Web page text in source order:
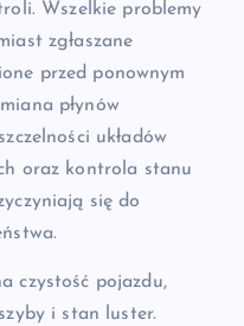
Wszelkie problemy
zgłaszane
przed ponownym
płynów
układów
oraz kontrola stanu
się do
czystość pojazdu,
i stan luster.